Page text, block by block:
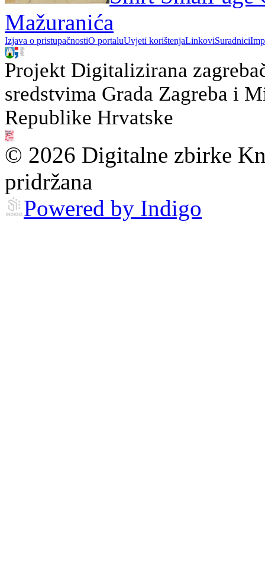
Mažuranića
Izjava o pristupačnostiO portaluUvjeti korištenjaLinkoviSuradnici
Projekt Digitalizirana
sredstvima Grada Zagreba i
Republike Hrvatske
© 2026 Digitalne zbirke
pridržana
Powered by Indigo